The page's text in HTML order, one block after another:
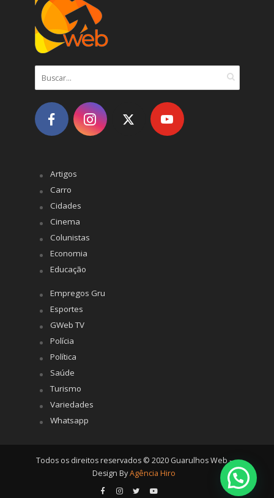
Artigos
Carro
Cidades
Cinema
Colunistas
Economia
Educação
Empregos Gru
Esportes
GWeb TV
Polícia
Política
Saúde
Turismo
Variedades
Whatsapp
Todos os direitos reservados © 2020 Guarulhos Web -
Design ByAgência Hiro